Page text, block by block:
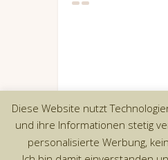
Diese Website nutzt
und ihre Informationen stetig
personalisierte Werbung,